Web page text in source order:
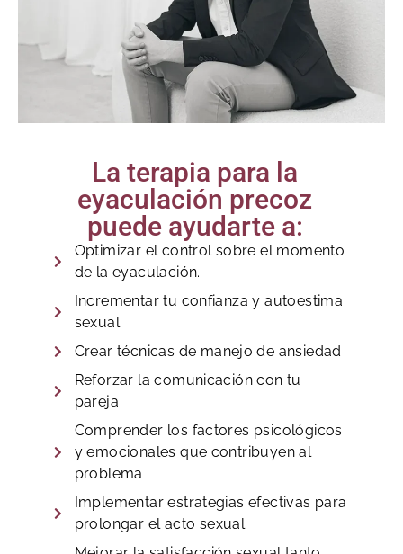
La terapia para la
eyaculación precoz
puede ayudarte a:
Optimizar el control sobre el momento
de la eyaculación.
Incrementar tu confianza y autoestima
sexual
Crear técnicas de manejo de ansiedad
Reforzar la comunicación con tu
pareja
Comprender los factores psicológicos
y emocionales que contribuyen al
problema
Implementar estrategias efectivas para
prolongar el acto sexual